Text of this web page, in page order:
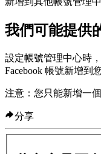
我們可能提供
設定帳號管理中心時
Facebook 帳號新增到
注意： 您只能新增一
分享